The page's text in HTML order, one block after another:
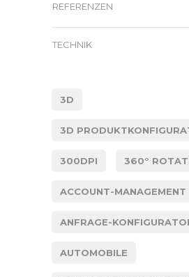
REFERENZEN
TECHNIK
3D
3D
300DPI 360°
ACCOUNT-MANAGEMENT
ANFRAGE-
AUTOMOBILE